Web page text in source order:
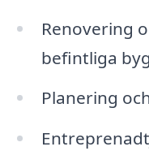
Renovering
befintliga
Planering